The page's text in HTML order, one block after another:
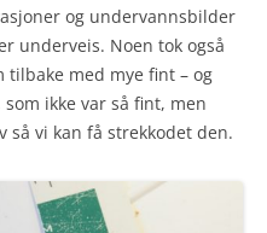
og undervannsbilder
underveis. Noen tok også
tilbake med mye fint – og
som ikke var så fint, men
så vi kan få strekkodet den.